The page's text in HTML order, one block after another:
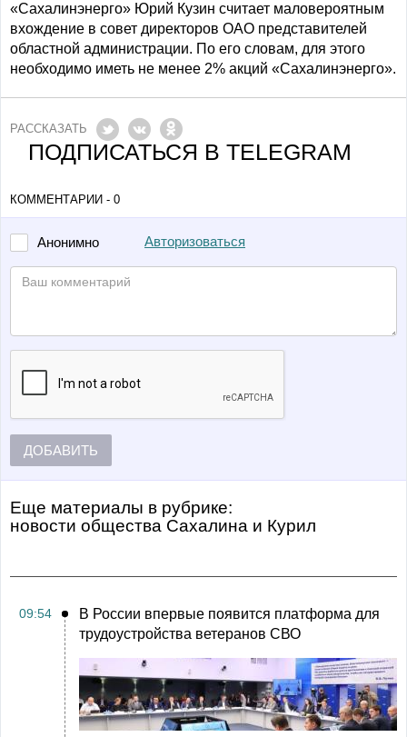
«Сахалинэнерго» Юрий Кузин считает маловероятным
вхождение в совет директоров ОАО представителей
областной администрации. По его словам, для этого
необходимо иметь не менее 2% акций «Сахалинэнерго».
РАССКАЗАТЬ
ПОДПИСАТЬСЯ В TELEGRAM
КОММЕНТАРИИ - 0
Анонимно Авторизоваться
ДОБАВИТЬ
Еще материалы в рубрике:
Новости общества Сахалина и Курил
09:54
В России впервые появится платформа для
трудоустройства ветеранов СВО